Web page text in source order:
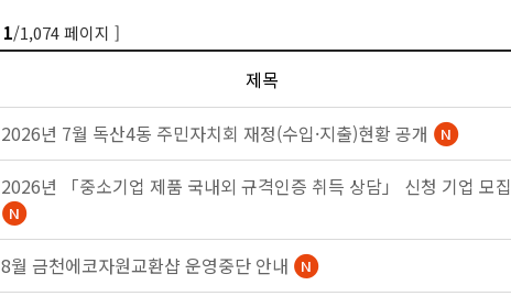
1/1,074 페이지 ]
제목
2026년 7월 독산4동 주민자치회 재정(수입·지출)현황 공개
2026년 「중소기업 제품 국내외 규격인증 취득 상담」 신청 기업 모집
8월 금천에코자원교환샵 운영중단 안내